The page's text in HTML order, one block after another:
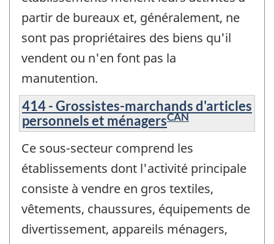
partir de bureaux et, généralement, ne
sont pas propriétaires des biens qu'il
vendent ou n'en font pas la
manutention.
414 - Grossistes-marchands d'articles
personnels et ménagersCAN
Ce sous-secteur comprend les
établissements dont l'activité principale
consiste à vendre en gros textiles,
vêtements, chaussures, équipements de
divertissement, appareils ménagers,